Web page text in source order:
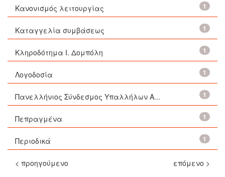
1
Κανονισμός λειτουργίας
1
Καταγγελία συμβάσεως
1
Κληροδότημα Ι. Δομπόλη
1
Λογοδοσία
1
Πανελλήνιος Σύνδεσμος Υπαλλήλων Α...
1
Πεπραγμένα
1
Περιοδικά
< προηγούμενο επόμενο >